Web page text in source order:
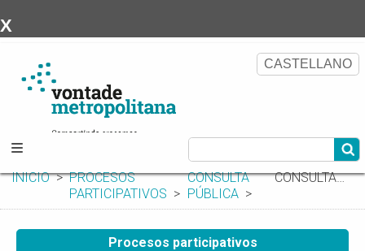
X
CASTELLANO
INICIO
PROCESOS
PARTICIPATIVOS
CONSULTA
PÚBLICA
CONSULTA PÚBLICA
Procesos participativos